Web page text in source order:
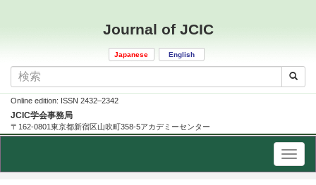
Journal of JCIC
Japanese English
Online edition: ISSN 2432–2342
JCIC学会事務局
〒162-0801東京都新宿区山吹町358-5アカデミーセンター